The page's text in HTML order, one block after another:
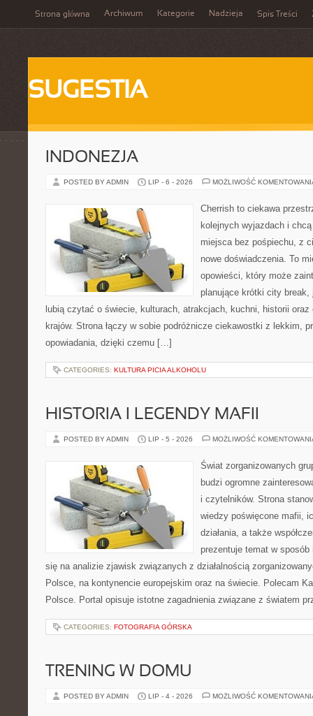
Strona główna Archiwum Kategorie Nadzieja Spis Treści
SUGESTIA
INDONEZJA
POSTED BY ADMIN LIP - 6 - 2026 MOŻLIWOŚĆ
Cherrish to ciekawa
kolejnych wyjazdach i
miejsca bez pośpiechu, z
nowe doświadczenia. To
opowieści, który może
planujące krótki city
lubią czytać o świecie, kulturach, atrakcjach, kuchni, historii
krajów. Strona łączy w sobie podróżnicze ciekawostki z lekkim,
opowiadania, dzięki czemu […]
CATEGORIES: KULTURA PICIA ALKOHOLU
HISTORIA I LEGENDY MAFII
POSTED BY ADMIN LIP - 5 - 2026 MOŻLIWOŚĆ
Świat zorganizowanych
budzi ogromne
i czytelników. Strona
wiedzy poświęcone mafii,
działania, a także
prezentuje temat w
się na analizie zjawisk związanych z działalnością
Polsce, na kontynencie europejskim oraz na świecie. Polecam
Polsce. Portal opisuje istotne zagadnienia związane z światem
CATEGORIES: FOTOGRAFIA GÓRSKA
TRENING W DOMU
POSTED BY ADMIN LIP - 4 - 2026 MOŻLIWOŚĆ